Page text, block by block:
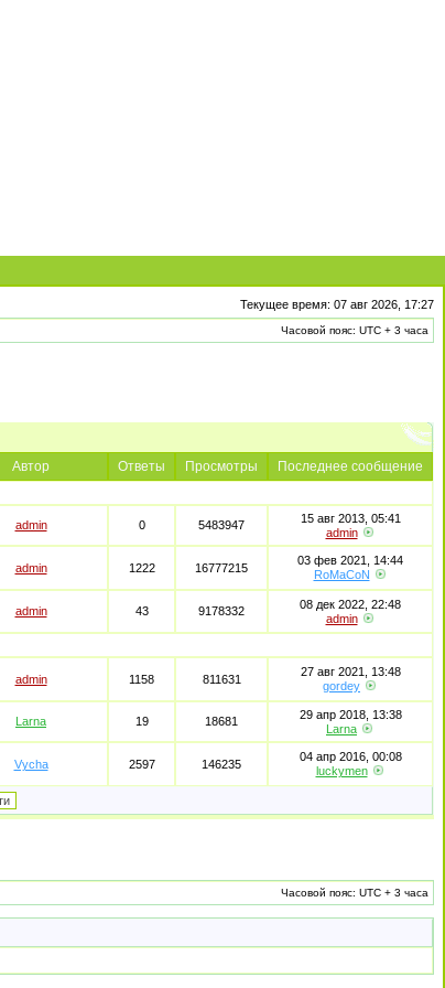
Текущее время: 07 авг 2026, 17:27
Часовой пояс: UTC + 3 часа
Автор Ответы Просмотры Последнее сообщение
admin 0 5483947
15 авг 2013, 05:41
admin
admin 1222 16777215
03 фев 2021, 14:44
RoMaCoN
admin 43 9178332
08 дек 2022, 22:48
admin
admin 1158 811631
27 авг 2021, 13:48
gordey
Larna 19 18681
29 апр 2018, 13:38
Larna
Vycha 2597 146235
04 апр 2016, 00:08
luckymen
Часовой пояс: UTC + 3 часа